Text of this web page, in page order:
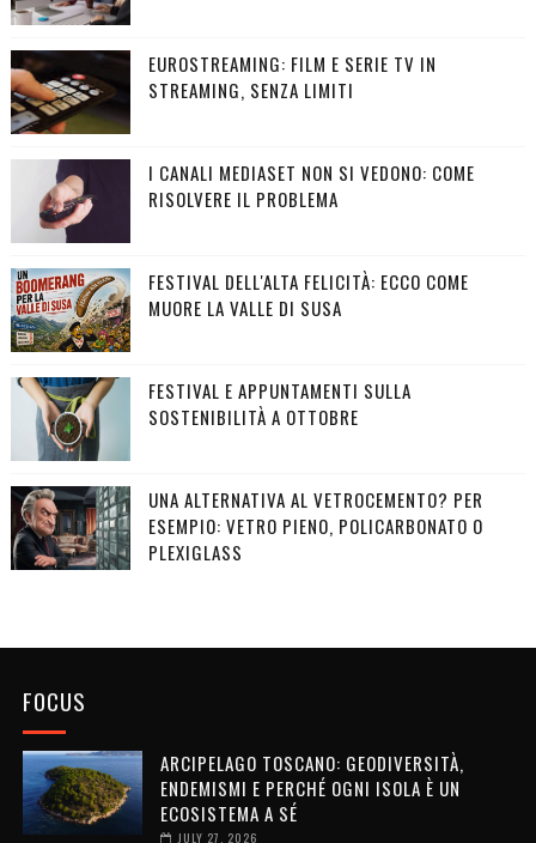
EUROSTREAMING: FILM E SERIE TV IN
STREAMING, SENZA LIMITI
I CANALI MEDIASET NON SI VEDONO: COME
RISOLVERE IL PROBLEMA
FESTIVAL DELL'ALTA FELICITÀ: ECCO COME
MUORE LA VALLE DI SUSA
FESTIVAL E APPUNTAMENTI SULLA
SOSTENIBILITÀ A OTTOBRE
UNA ALTERNATIVA AL VETROCEMENTO? PER
ESEMPIO: VETRO PIENO, POLICARBONATO O
PLEXIGLASS
FOCUS
ARCIPELAGO TOSCANO: GEODIVERSITÀ,
ENDEMISMI E PERCHÉ OGNI ISOLA È UN
ECOSISTEMA A SÉ
JULY 27, 2026